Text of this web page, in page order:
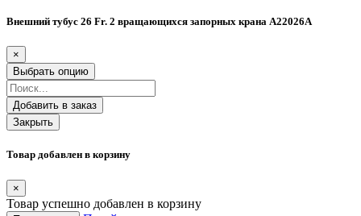
Внешний тубус 26 Fr. 2 вращающихся запорных крана A22026A
×
Выбрать опцию
Добавить в заказ
Закрыть
Товар добавлен в корзину
×
Товар успешно добавлен в корзину